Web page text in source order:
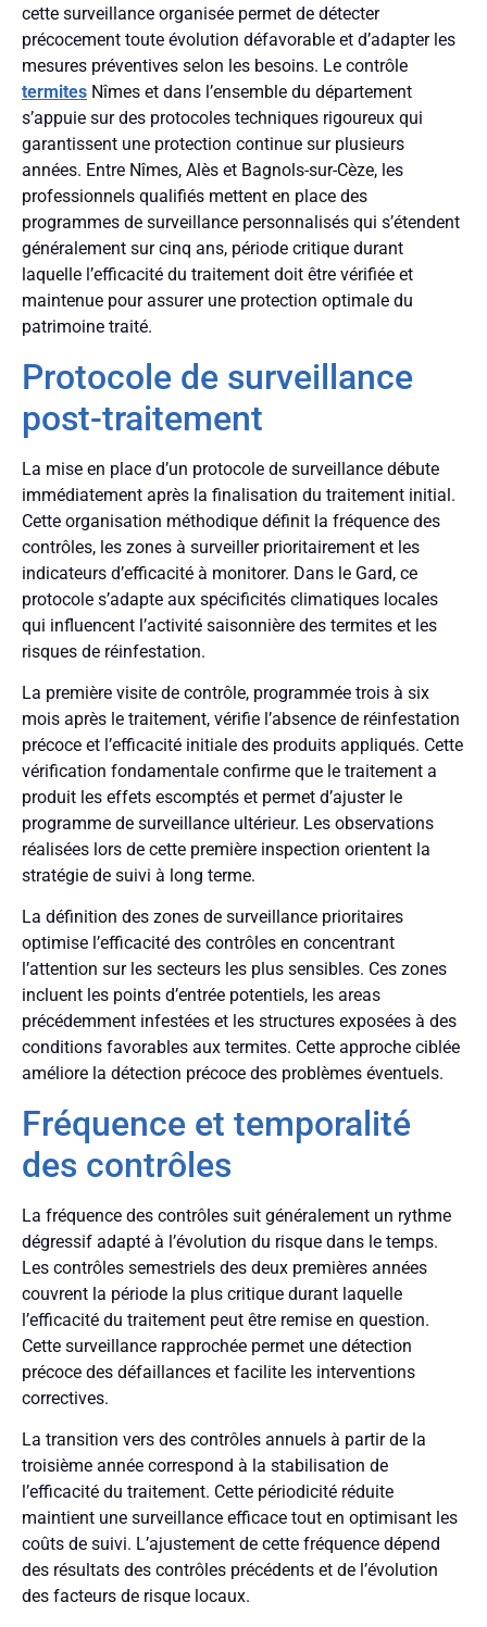
cette surveillance organisée permet de détecter
précocement toute évolution défavorable et d’adapter les
mesures préventives selon les besoins. Le contrôle
termites Nîmes et dans l’ensemble du département
s’appuie sur des protocoles techniques rigoureux qui
garantissent une protection continue sur plusieurs
années. Entre Nîmes, Alès et Bagnols-sur-Cèze, les
professionnels qualifiés mettent en place des
programmes de surveillance personnalisés qui s’étendent
généralement sur cinq ans, période critique durant
laquelle l’efficacité du traitement doit être vérifiée et
maintenue pour assurer une protection optimale du
patrimoine traité.
Protocole de surveillance
post-traitement
La mise en place d’un protocole de surveillance débute
immédiatement après la finalisation du traitement initial.
Cette organisation méthodique définit la fréquence des
contrôles, les zones à surveiller prioritairement et les
indicateurs d’efficacité à monitorer. Dans le Gard, ce
protocole s’adapte aux spécificités climatiques locales
qui influencent l’activité saisonnière des termites et les
risques de réinfestation.
La première visite de contrôle, programmée trois à six
mois après le traitement, vérifie l’absence de réinfestation
précoce et l’efficacité initiale des produits appliqués. Cette
vérification fondamentale confirme que le traitement a
produit les effets escomptés et permet d’ajuster le
programme de surveillance ultérieur. Les observations
réalisées lors de cette première inspection orientent la
stratégie de suivi à long terme.
La définition des zones de surveillance prioritaires
optimise l’efficacité des contrôles en concentrant
l’attention sur les secteurs les plus sensibles. Ces zones
incluent les points d’entrée potentiels, les areas
précédemment infestées et les structures exposées à des
conditions favorables aux termites. Cette approche ciblée
améliore la détection précoce des problèmes éventuels.
Fréquence et temporalité
des contrôles
La fréquence des contrôles suit généralement un rythme
dégressif adapté à l’évolution du risque dans le temps.
Les contrôles semestriels des deux premières années
couvrent la période la plus critique durant laquelle
l’efficacité du traitement peut être remise en question.
Cette surveillance rapprochée permet une détection
précoce des défaillances et facilite les interventions
correctives.
La transition vers des contrôles annuels à partir de la
troisième année correspond à la stabilisation de
l’efficacité du traitement. Cette périodicité réduite
maintient une surveillance efficace tout en optimisant les
coûts de suivi. L’ajustement de cette fréquence dépend
des résultats des contrôles précédents et de l’évolution
des facteurs de risque locaux.